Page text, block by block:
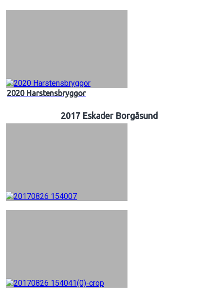
2020 Harstensbryggor
2017 Eskader Borgåsund